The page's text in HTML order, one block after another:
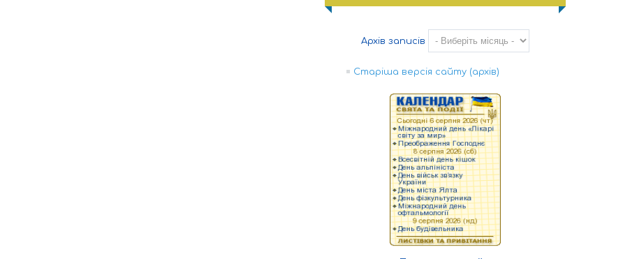
Архів записів
Старіша версія сайту (архів)